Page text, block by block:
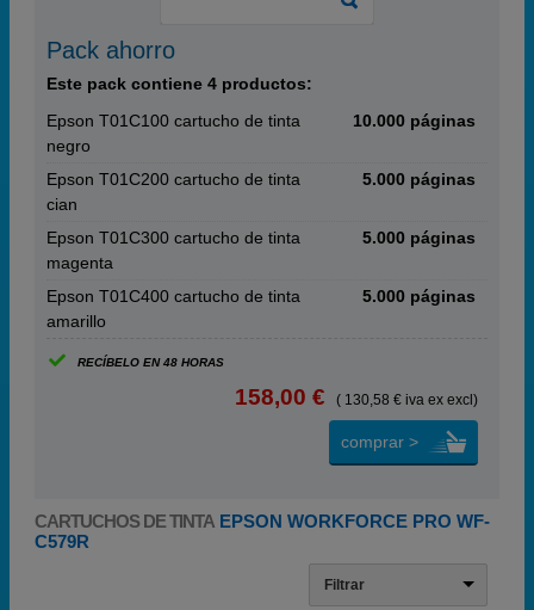
Pack ahorro
Este pack contiene 4 productos:
Epson T01C100 cartucho de tinta
negro
10.000 páginas
Epson T01C200 cartucho de tinta
cian
5.000 páginas
Epson T01C300 cartucho de tinta
magenta
5.000 páginas
Epson T01C400 cartucho de tinta
amarillo
5.000 páginas
RECÍBELO EN 48 HORAS
158,00 € ( 130,58 € iva ex excl)
comprar >
CARTUCHOS DE TINTA EPSON WORKFORCE PRO WF-
C579R
Filtrar